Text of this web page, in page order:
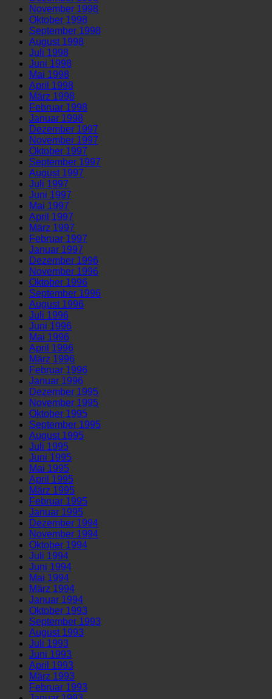
November 1998
Oktober 1998
September 1998
August 1998
Juli 1998
Juni 1998
Mai 1998
April 1998
März 1998
Februar 1998
Januar 1998
Dezember 1997
November 1997
Oktober 1997
September 1997
August 1997
Juli 1997
Juni 1997
Mai 1997
April 1997
März 1997
Februar 1997
Januar 1997
Dezember 1996
November 1996
Oktober 1996
September 1996
August 1996
Juli 1996
Juni 1996
Mai 1996
April 1996
März 1996
Februar 1996
Januar 1996
Dezember 1995
November 1995
Oktober 1995
September 1995
August 1995
Juli 1995
Juni 1995
Mai 1995
April 1995
März 1995
Februar 1995
Januar 1995
Dezember 1994
November 1994
Oktober 1994
Juli 1994
Juni 1994
Mai 1994
März 1994
Januar 1994
Oktober 1993
September 1993
August 1993
Juli 1993
Juni 1993
April 1993
März 1993
Februar 1993